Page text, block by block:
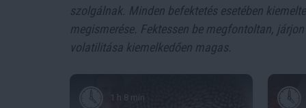
szolgálnak. Minden befektetés esetében
megismerése. Fektessen be megfontoltan,
volatilitása kiemelkedően magas.
1 h 8 min